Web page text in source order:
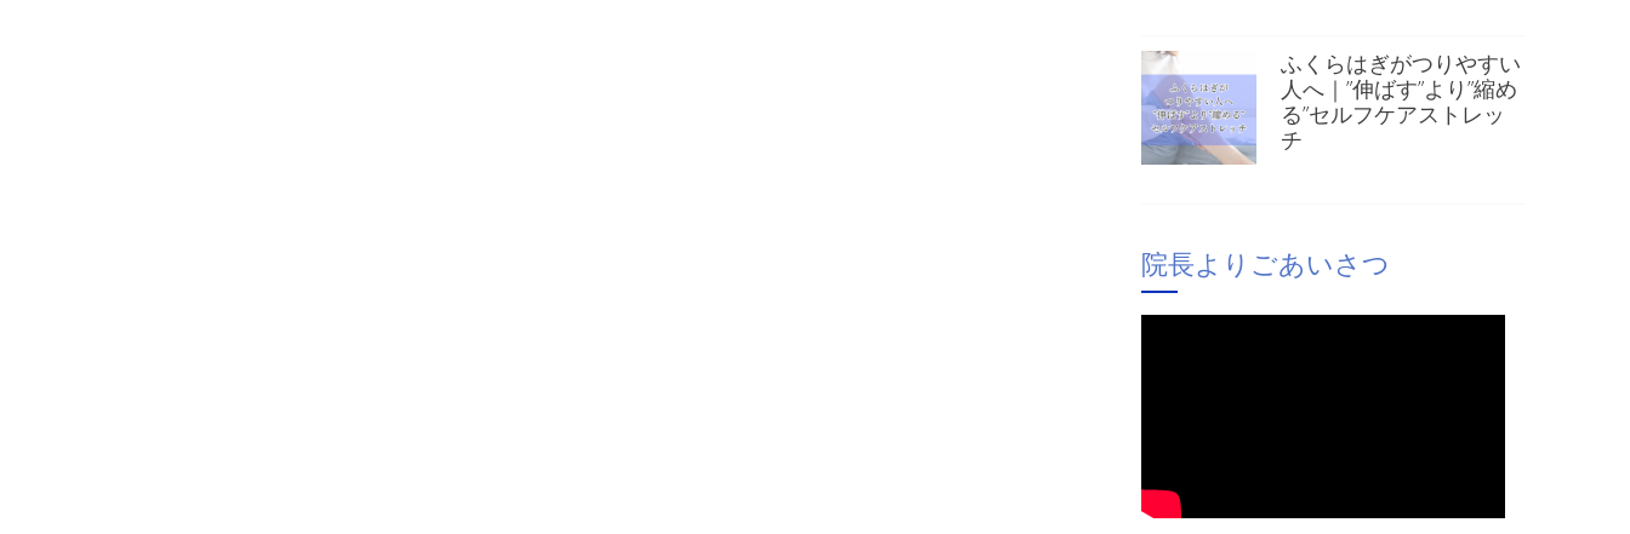
ふくらはぎがつりやすい
人へ｜”伸ばす”より”縮め
る”セルフケアストレッ
チ
院長よりごあいさつ